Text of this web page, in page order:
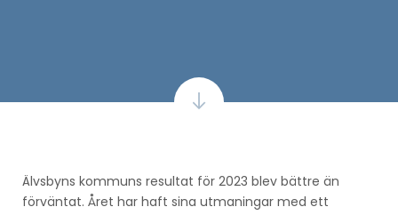
Älvsbyns kommuns resultat för 2023 blev bättre än
förväntat. Året har haft sina utmaningar med ett